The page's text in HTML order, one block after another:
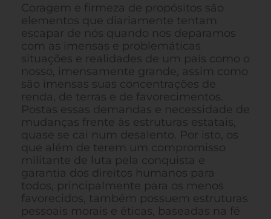
Coragem e firmeza de propósitos são
elementos que diariamente tentam
escapar de nós quando nos deparamos
com as imensas e problemáticas
situações e realidades de um país como o
nosso, imensamente grande, assim como
são imensas suas concentrações de
renda, de terras e de favorecimentos.
Postas essas demandas e necessidade de
mudanças frente às estruturas estatais,
quase se cai num desalento. Por isto, os
que além de terem um compromisso
militante de luta pela conquista e
garantia dos direitos humanos para
todos, principalmente para os menos
favorecidos, também possuem estruturas
pessoais morais e éticas, baseadas na fé